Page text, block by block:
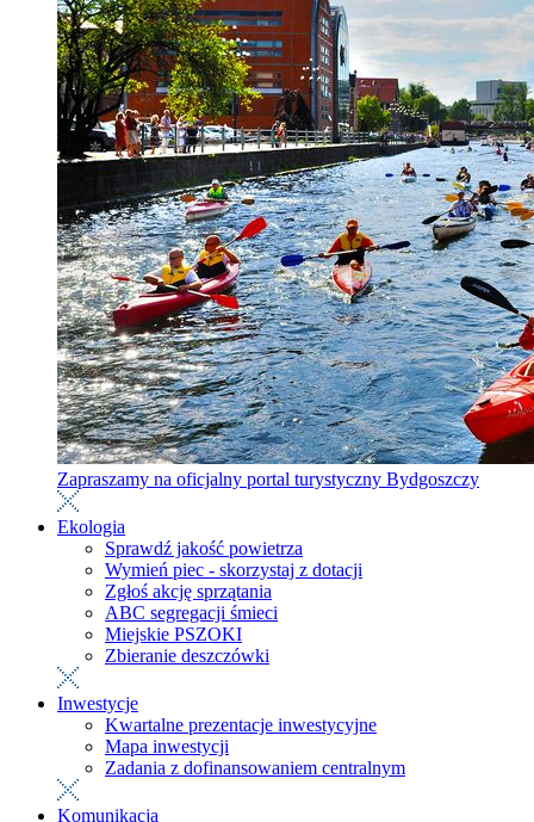
Zapraszamy na oficjalny portal turystyczny Bydgoszczy
Ekologia
Sprawdź jakość powietrza
Wymień piec - skorzystaj z dotacji
Zgłoś akcję sprzątania
ABC segregacji śmieci
Miejskie PSZOKI
Zbieranie deszczówki
Inwestycje
Kwartalne prezentacje inwestycyjne
Mapa inwestycji
Zadania z dofinansowaniem centralnym
Komunikacja